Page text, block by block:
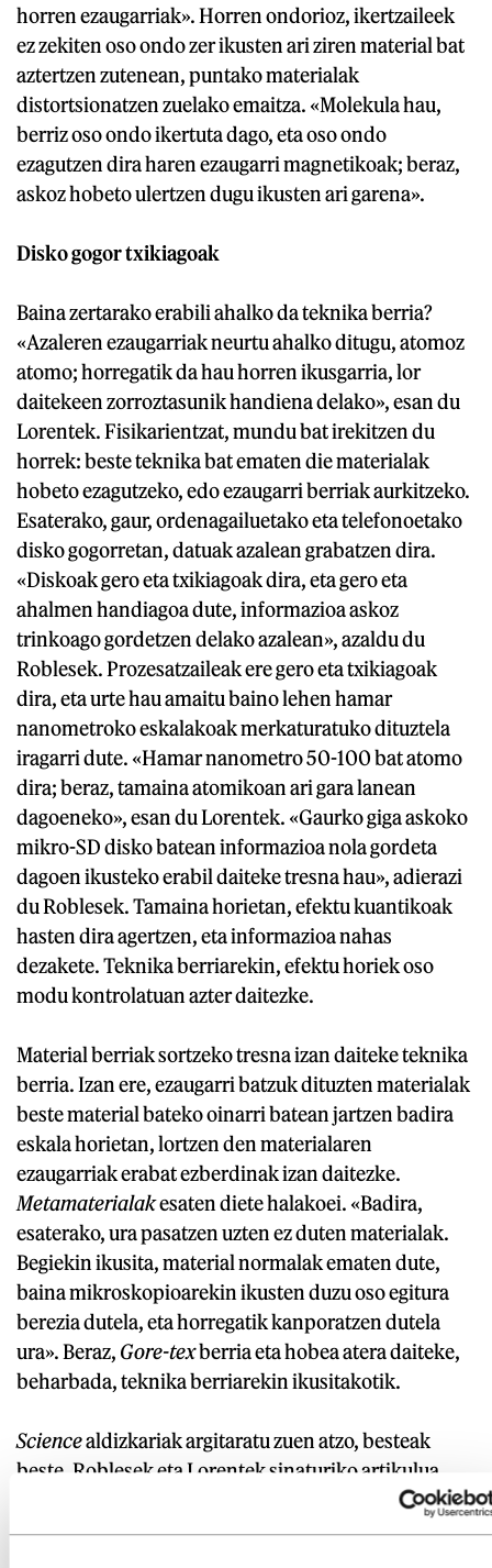
horren ezaugarriak». Horren ondorioz, ikertzaileek
ez zekiten oso ondo zer ikusten ari ziren material bat
aztertzen zutenean, puntako materialak
distortsionatzen zuelako emaitza. «Molekula hau,
berriz oso ondo ikertuta dago, eta oso ondo
ezagutzen dira haren ezaugarri magnetikoak; beraz,
askoz hobeto ulertzen dugu ikusten ari garena».
Disko gogor txikiagoak
Baina zertarako erabili ahalko da teknika berria?
«Azaleren ezaugarriak neurtu ahalko ditugu, atomoz
atomo; horregatik da hau horren ikusgarria, lor
daitekeen zorroztasunik handiena delako», esan du
Lorentek. Fisikarientzat, mundu bat irekitzen du
horrek: beste teknika bat ematen die materialak
hobeto ezagutzeko, edo ezaugarri berriak aurkitzeko.
Esaterako, gaur, ordenagailuetako eta telefonoetako
disko gogorretan, datuak azalean grabatzen dira.
«Diskoak gero eta txikiagoak dira, eta gero eta
ahalmen handiagoa dute, informazioa askoz
trinkoago gordetzen delako azalean», azaldu du
Roblesek. Prozesatzaileak ere gero eta txikiagoak
dira, eta urte hau amaitu baino lehen hamar
nanometroko eskalakoak merkaturatuko dituztela
iragarri dute. «Hamar nanometro 50-100 bat atomo
dira; beraz, tamaina atomikoan ari gara lanean
dagoeneko», esan du Lorentek. «Gaurko giga askoko
mikro-SD disko batean informazioa nola gordeta
dagoen ikusteko erabil daiteke tresna hau», adierazi
du Roblesek. Tamaina horietan, efektu kuantikoak
hasten dira agertzen, eta informazioa nahas
dezakete. Teknika berriarekin, efektu horiek oso
modu kontrolatuan azter daitezke.
Material berriak sortzeko tresna izan daiteke teknika
berria. Izan ere, ezaugarri batzuk dituzten materialak
beste material bateko oinarri batean jartzen badira
eskala horietan, lortzen den materialaren
ezaugarriak erabat ezberdinak izan daitezke.
Metamaterialakesaten diete halakoei. «Badira,
esaterako, ura pasatzen uzten ez duten materialak.
Begiekin ikusita, material normalak ematen dute,
baina mikroskopioarekin ikusten duzu oso egitura
berezia dutela, eta horregatik kanporatzen dutela
ura». Beraz, Gore-texberria eta hobea atera daiteke,
beharbada, teknika berriarekin ikusitakotik.
Sciencealdizkariak argitaratu zuen atzo, besteak
beste, Roblesek eta Lorentek sinaturiko artikulua
teknika berriaren inguruan. Hasiera baino ez dela
ohartarazi dute. Bikoteak beste bi artikulu ditu prest